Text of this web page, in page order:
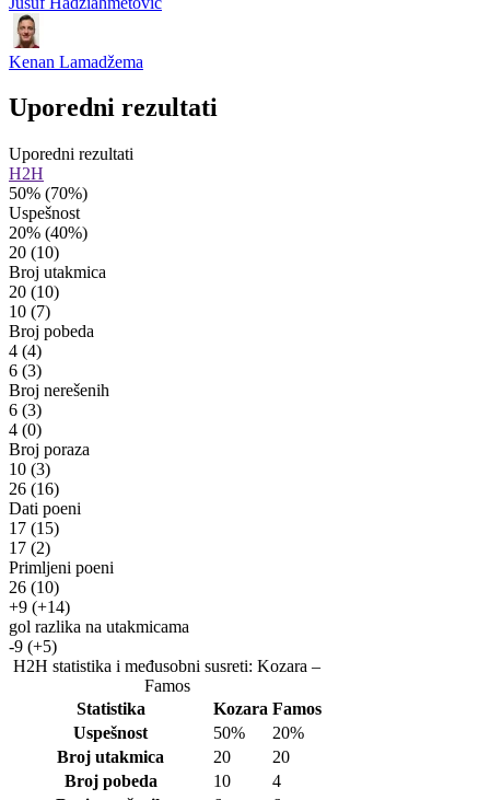
Kenan Lamadžema
Uporedni rezultati
Uporedni rezultati
H2H
50% (70%)
Uspešnost
20% (40%)
20 (10)
Broj utakmica
20 (10)
10 (7)
Broj pobeda
4 (4)
6 (3)
Broj nerešenih
6 (3)
4 (0)
Broj poraza
10 (3)
26 (16)
Dati poeni
17 (15)
17 (2)
Primljeni poeni
26 (10)
+9 (+14)
gol razlika na utakmicama
-9 (+5)
H2H statistika i međusobni susreti: Kozara –
Famos
Statistika
Kozara Famos
Uspešnost
50%
20%
Broj utakmica
20
20
Broj pobeda
10
4